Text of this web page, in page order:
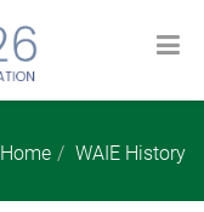
Home WAIE History